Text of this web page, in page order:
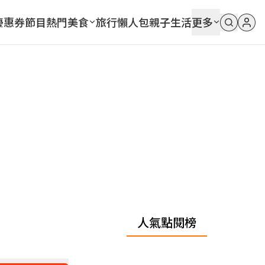
惠券節目熱門美食 旅行懶人包親子生活更多
人氣點閱榜